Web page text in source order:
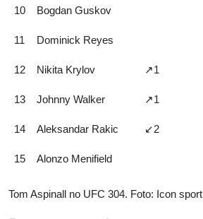
10 Bogdan Guskov
11 Dominick Reyes
12 Nikita Krylov ↗️1
13 Johnny Walker ↗️1
14 Aleksandar Rakic ↙️2
15 Alonzo Menifield
Tom Aspinall no UFC 304. Foto: Icon sport